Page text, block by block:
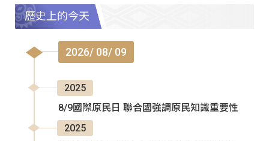
歷史上的今天
2026/ 08/ 09
2025
8/9國際原民日 聯合國強調原民知識重要性
2025